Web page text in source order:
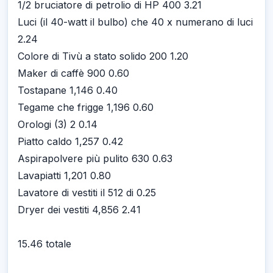
1/2 bruciatore di petrolio di HP 400 3.21
Luci (il 40-watt il bulbo) che 40 x numerano di luci
2.24
Colore di Tivù a stato solido 200 1.20
Maker di caffè 900 0.60
Tostapane 1,146 0.40
Tegame che frigge 1,196 0.60
Orologi (3) 2 0.14
Piatto caldo 1,257 0.42
Aspirapolvere più pulito 630 0.63
Lavapiatti 1,201 0.80
Lavatore di vestiti il 512 di 0.25
Dryer dei vestiti 4,856 2.41
15.46 totale